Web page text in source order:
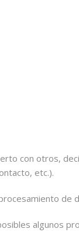
con otros,
etc.).
de
algunos